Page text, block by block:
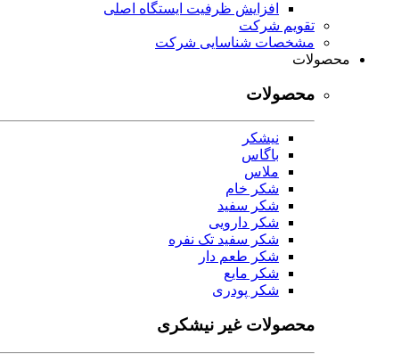
افزایش ظرفیت ایستگاه اصلی
تقویم شرکت
مشخصات شناسایی شرکت
محصولات
محصولات
نیشکر
باگاس
ملاس
شکر خام
شکر سفید
شکر دارویی
شکر سفید تک نفره
شکر طعم دار
شکر مایع
شکر پودری
محصولات غیر نیشکری